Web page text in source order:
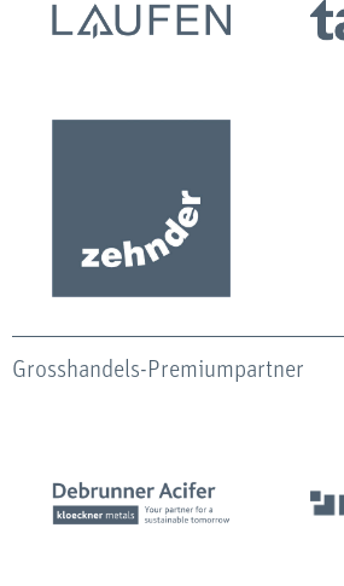
Grosshandels-Premiumpartner